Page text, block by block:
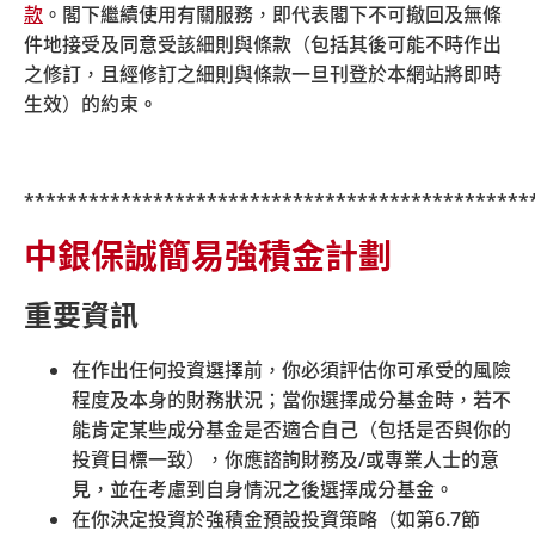
款 。閣下繼續使用有關服務，即代表閣下不可撤回及無條
件地接受及同意受該細則與條款（包括其後可能不時作出
之修訂，且經修訂之細則與條款一旦刊登於本網站將即時
生效）的約束 。
中銀保誠簡易強積金計劃
重要資訊
在作出任何投資選擇前，你必須評估你可承受的風險
程度及本身的財務狀況；當你選擇成分基金時，若不
能肯定某些成分基金是否適合自己（包括是否與你的
投資目標一致），你應諮詢財務及/或專業人士的意
見，並在考慮到自身情況之後選擇成分基金。
在你決定投資於強積金預設投資策略（如第6.7節
僱主
僱主應選擇合適的強積金受託人，登記參加強積金計劃，
並為合資格僱員按時供款及處理強積金事宜。
了解更多